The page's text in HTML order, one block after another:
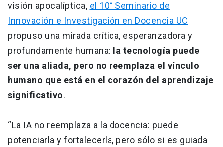
visión apocalíptica, el 10° Seminario de
Innovación e Investigación en Docencia UC
propuso una mirada crítica, esperanzadora y
profundamente humana:
la tecnología puede
ser una aliada, pero no reemplaza el vínculo
humano que está en el corazón del aprendizaje
significativo.
“La IA no reemplaza a la docencia: puede
potenciarla y fortalecerla, pero sólo si es guiada